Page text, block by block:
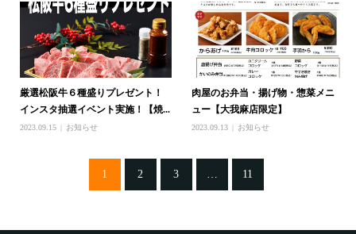
厳選松阪牛６種盛りプレゼント！
インスタ抽選イベント実施！【焼...
2023.09.15 お知らせ
肉屋のお弁当・揚げ物・惣菜メニ
ュー【大我麻店限定】
2023.09.13 お知らせ
1 2 3 11